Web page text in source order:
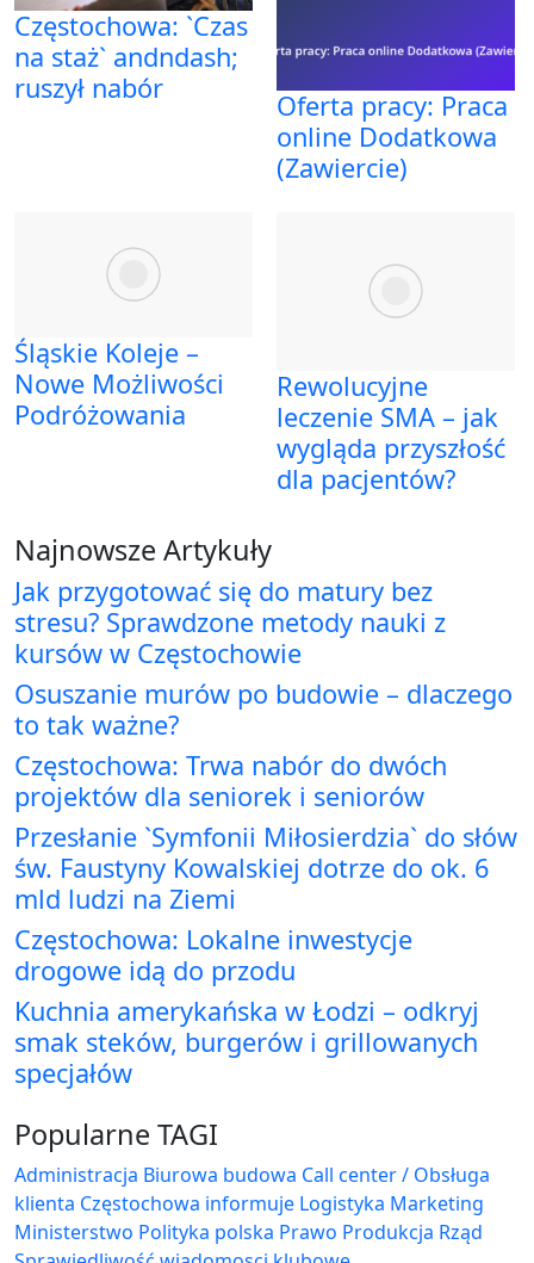
Częstochowa: `Czas
na staż` andndash;
ruszył nabór
Oferta pracy: Praca
online Dodatkowa
(Zawiercie)
Śląskie Koleje –
Nowe Możliwości
Podróżowania
Rewolucyjne
leczenie SMA – jak
wygląda przyszłość
dla pacjentów?
Najnowsze Artykuły
Jak przygotować się do matury bez
stresu? Sprawdzone metody nauki z
kursów w Częstochowie
Osuszanie murów po budowie – dlaczego
to tak ważne?
Częstochowa: Trwa nabór do dwóch
projektów dla seniorek i seniorów
Przesłanie `Symfonii Miłosierdzia` do słów
św. Faustyny Kowalskiej dotrze do ok. 6
mld ludzi na Ziemi
Częstochowa: Lokalne inwestycje
drogowe idą do przodu
Kuchnia amerykańska w Łodzi – odkryj
smak steków, burgerów i grillowanych
specjałów
Popularne TAGI
Administracja Biurowa budowa Call center / Obsługa
klienta Częstochowa informuje Logistyka Marketing
Ministerstwo Polityka polska Prawo Produkcja Rząd